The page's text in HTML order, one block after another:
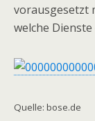
vorausgesetzt
welche
Quelle: bose.de